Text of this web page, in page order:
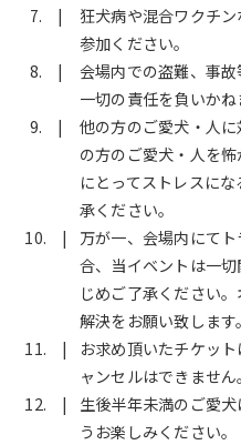
狂犬病や混合ワクチ
参加ください。
会場内での盗難、事
一切の責任を負いかね
他の方のご愛犬・人
の方のご愛犬・人を
にとってストレスに
承ください。
万が一、会場内にて
合、当イベントは一
じめご了承ください
解決をお願い致します。
お求め頂いたチケッ
ャンセルはできません。
生後半年未満のご愛
うお楽しみください。